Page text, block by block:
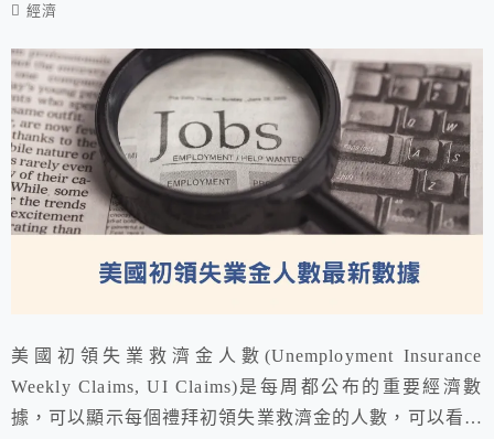
經濟
美國初領失業救濟金人數(Unemployment Insurance
Weekly Claims, UI Claims)是每周都公布的重要經濟數
據，可以顯示每個禮拜初領失業救濟金的人數，可以看出